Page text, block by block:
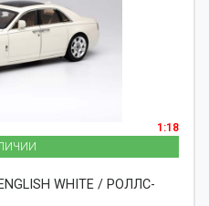
1:18
WHITE / РОЛЛС-